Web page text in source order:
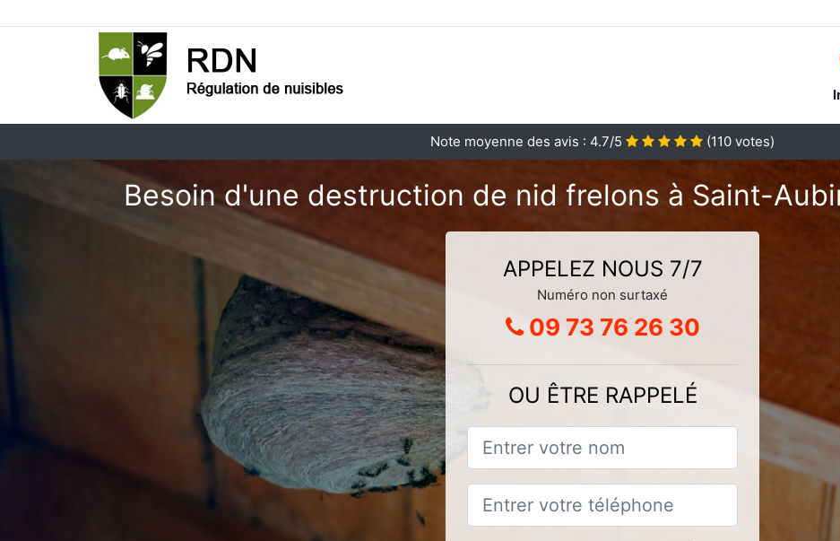
Note moyenne des avis : 4.7/5 (110 votes)
Besoin d'une destruction de nid frelons à Saint-
APPELEZ NOUS 7/7
Numéro non surtaxé
09 73 76 26 30
OU ÊTRE RAPPELÉ